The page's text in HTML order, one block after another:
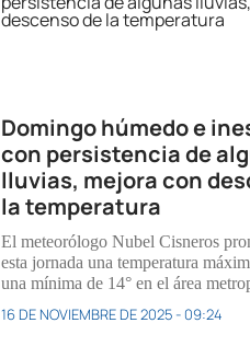
Domingo húmedo e
con persistencia de
lluvias, mejora con
la temperatura
El meteorólogo Nubel Cisneros
esta jornada una temperatura
una mínima de 14° en el área
16 DE NOVIEMBRE DE 2025 - 09:24